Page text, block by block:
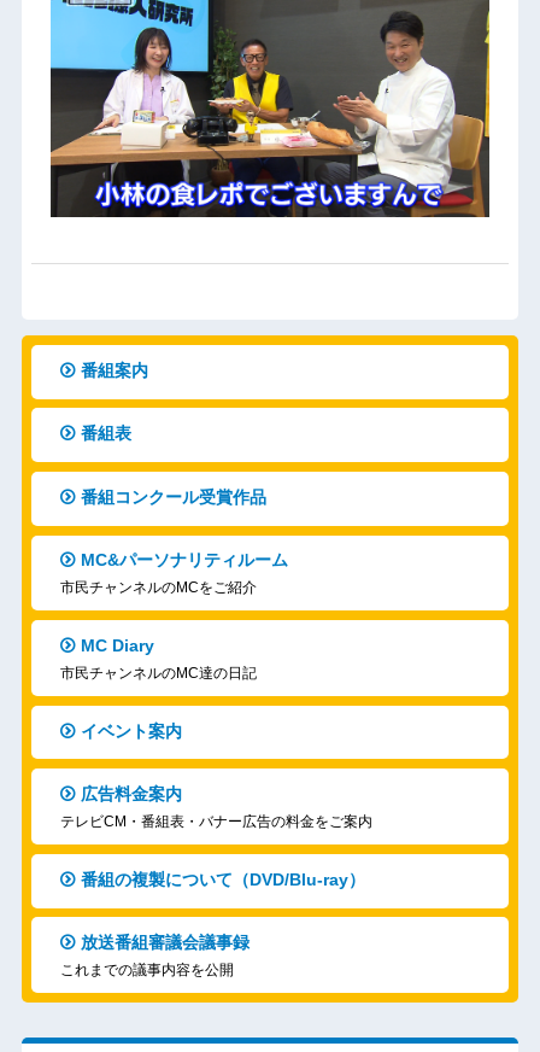
番組案内
番組表
番組コンクール受賞作品
MC&パーソナリティルーム
市民チャンネルのMCをご紹介
MC Diary
市民チャンネルのMC達の日記
イベント案内
広告料金案内
テレビCM・番組表・バナー広告の料金をご案内
番組の複製について（DVD/Blu-ray）
放送番組審議会議事録
これまでの議事内容を公開